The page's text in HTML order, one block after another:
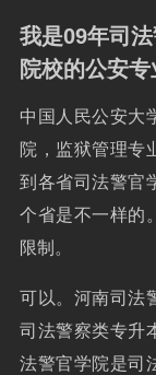
我是09年司
院校的公安
中国人民公安大
院，监狱管理专
到各省司法警官
个省是不一样的
限制。
可以。河南司法
司法警察类专升
法警官学院是司